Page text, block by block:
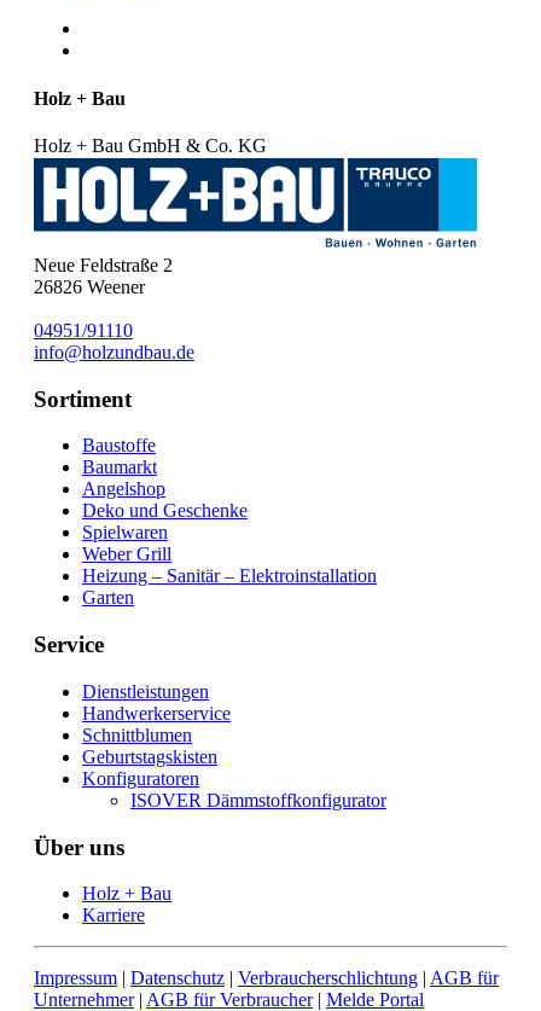
Holz + Bau
Holz + Bau GmbH & Co. KG
Neue Feldstraße 2
26826 Weener
04951/91110
info@holzundbau.de
Sortiment
Baustoffe
Baumarkt
Angelshop
Deko und Geschenke
Spielwaren
Weber Grill
Heizung – Sanitär – Elektroinstallation
Garten
Service
Dienstleistungen
Handwerkerservice
Schnittblumen
Geburtstagskisten
Konfiguratoren
ISOVER Dämmstoffkonfigurator
Über uns
Holz + Bau
Karriere
Impressum | Datenschutz | Verbraucherschlichtung | AGB für
Unternehmer| AGB für Verbraucher| Melde Portal